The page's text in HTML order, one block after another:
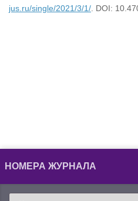
jus.ru/single/2021/3/1/ . DOI:
НОМЕРА ЖУРНАЛА